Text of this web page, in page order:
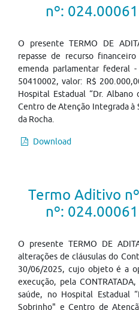
nº:
O presente TERMO DE
repasse de recurso
emenda parlamentar federal
50410002, valor: R$
Hospital Estadual “Dr. Albano
Centro de Atenção Integrada à
da Rocha.
Download
Termo Aditivo
nº:
O presente TERMO DE
alterações de cláusulas do
30/06/2025, cujo objeto é a
execução, pela
saúde, no Hospital Estadual
Sobrinho" e Centro de